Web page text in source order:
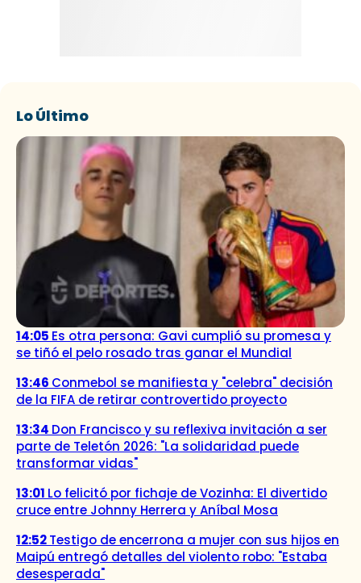
Lo Último
14:05 Es otra persona: Gavi cumplió su promesa y
se tiñó el pelo rosado tras ganar el Mundial
13:46 Conmebol se manifiesta y "celebra" decisión
de la FIFA de retirar controvertido proyecto
13:34 Don Francisco y su reflexiva invitación a ser
parte de Teletón 2026: "La solidaridad puede
transformar vidas"
13:01 Lo felicitó por fichaje de Vozinha: El divertido
cruce entre Johnny Herrera y Aníbal Mosa
12:52Testigo de encerrona a mujer con sus hijos en
Maipú entregó detalles del violento robo: "Estaba
desesperada"